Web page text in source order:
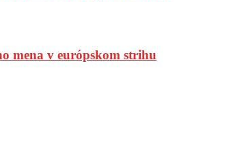
mena v európskom strihu